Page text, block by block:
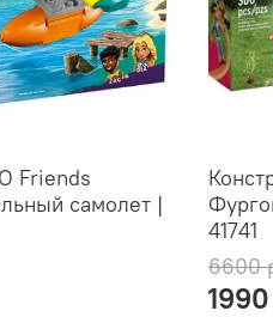
Friends
самолет |
41741
6600